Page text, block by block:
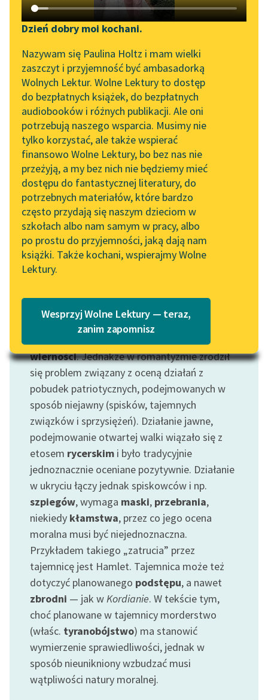
Katalog DAISY
Podkasty o książkach
Zgłoś brak utworu
Aktualności
„Prokurator Alicja Horn”
do słuchania
Byliśmy częścią AI Impact
Lab
Zapraszamy na spotkanie
online z tłumaczkami
literatury skandynawskiej
Spotkanie z Katarzyną
Tunkiel w Oslo
102. lata temu zmarł
Joseph Conrad
Lektury szkolne i klasyka
literatury do słuchania dla
uczennic i uczniów z
niepełnosprawnościami
E-kolekcja lektur
szkolnych i literatury do
słuchania dla uczennic i
uczniów z
niepełnosprawnościami
Feministyczne inspiracje.
Popularyzacja
skandynawskiej literatury
feministycznej
Kolekcje edukacyjne
twórców przechodzących
do domeny publicznej,
lektur szkolnych oraz
Starego Testamentu
Odkurzamy bohaterów
Szkoła Poezji Wolnych
Lektur
Narzędzia
Mapa Wolnych Lektur
Leśmianator
Przewodnik dla piszących i
czytających
API
OAI-PMH
Widget Wolnych Lektur
Przypisy
Katalog w formacie PDF
Dzień dobry moi kochani.
Nazywam się Paulina Holtz i mam wielki
zaszczyt i przyjemność być ambasadorką
Wolnych Lektur. Wolne Lektury to dostęp
do bezpłatnych książek, do bezpłatnych
audiobooków i różnych publikacji. Ale oni
potrzebują naszego wsparcia. Musimy nie
tylko korzystać, ale także wspierać
finansowo Wolne Lektury, bo bez nas nie
przeżyją, a my bez nich nie będziemy mieć
dostępu do fantastycznej literatury, do
potrzebnych materiałów, które bardzo
często przydają się naszym dzieciom w
szkołach albo nam samym w pracy, albo
po prostu do przyjemności, jaką dają nam
książki. Także kochani, wspierajmy Wolne
Lektury.
Wesprzyj Wolne Lektury — teraz,
zanim zapomnisz
Edgar Allan Poe
Zagłada domu
Usherów
Wówczas po upływie
kilku dni, pełnych
najboleśniejszego
smutku, stała się
zmiana widoczna w
objawach
chorobliwego...
Czytaj więcej
Motyw: Tajemnica
wierności. Jednakże w romantyzmie zrodził
się problem związany z oceną działań z
pobudek patriotycznych, podejmowanych w
sposób niejawny (spisków, tajemnych
związków i sprzysiężeń). Działanie jawne,
podejmowanie otwartej walki wiązało się z
etosem rycerskim i było tradycyjnie
jednoznacznie oceniane pozytywnie. Działanie
w ukryciu łączy jednak spiskowców i np.
szpiegów, wymaga maski, przebrania,
niekiedy kłamstwa, przez co jego ocena
moralna musi być niejednoznaczna.
Przykładem takiego „zatrucia” przez
tajemnicę jest Hamlet. Tajemnica może też
dotyczyć planowanego podstępu, a nawet
zbrodni — jak wKordianie. W tekście tym,
choć planowane w tajemnicy morderstwo
(właśc. tyranobójstwo) ma stanowić
wymierzenie sprawiedliwości, jednak w
sposób nieunikniony wzbudzać musi
wątpliwości natury moralnej.